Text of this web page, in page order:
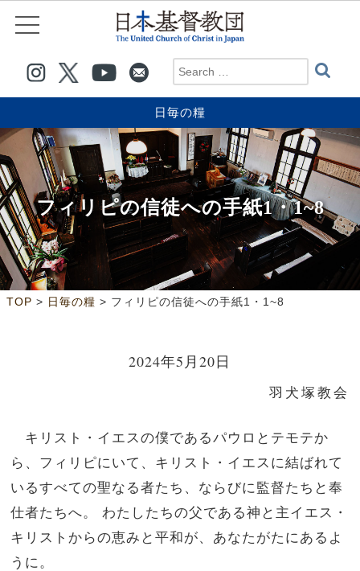
日毎の糧
フィリピの信徒への手紙1・1~8
TOP > 日毎の糧 > フィリピの信徒への手紙1・1~8
2024年5月20日
羽犬塚教会
キリスト・イエスの僕であるパウロとテモテか
ら、フィリピにいて、キリスト・イエスに結ばれて
いるすべての聖なる者たち、ならびに監督たちと奉
仕者たちへ。 わたしたちの父である神と主イエス・
キリストからの恵みと平和が、あなたがたにあるよ
うに。